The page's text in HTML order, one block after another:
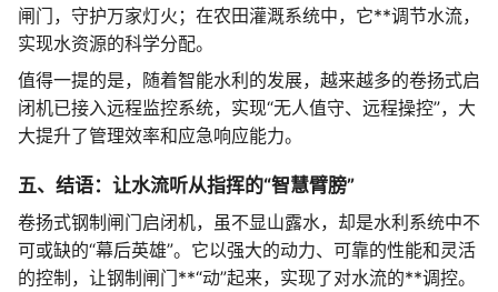
闸门，守护万家灯火；在农田灌溉系统中，它**调节水流，
实现水资源的科学分配。
值得一提的是，随着智能水利的发展，越来越多的卷扬式启
闭机已接入远程监控系统，实现“无人值守、远程操控”，大
大提升了管理效率和应急响应能力。
五、结语：让水流听从指挥的“智慧臂膀”
卷扬式钢制闸门启闭机，虽不显山露水，却是水利系统中不
可或缺的“幕后英雄”。它以强大的动力、可靠的性能和灵活
的控制，让钢制闸门**“动”起来，实现了对水流的**调控。